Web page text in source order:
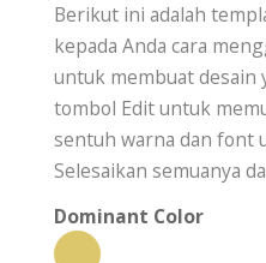
Berikut ini adalah
kepada Anda cara
untuk membuat desain
tombol Edit untuk
sentuh warna dan font
Selesaikan semuanya
Dominant Color